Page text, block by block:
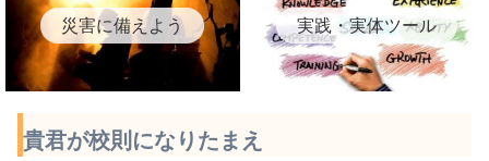
災害に備えよう 実践・実体ツール
貴君が校則になりたまえ